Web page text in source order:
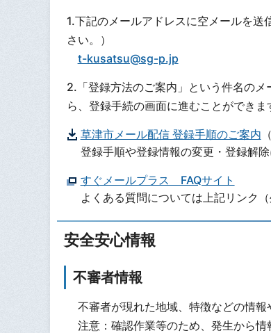
1.下記のメールアドレスに空メールを
さい。）
t-kusatsu@sg-p.jp
2.「登録方法のご案内」という件名のメ
ら、登録手続の画面に進むことができま
草津市メール配信 登録手順のご案内
登録手順や登録情報の変更・登録解
すぐメールプラス FAQサイト
よくある質問については上記リンク
安全安心情報
不審者情報
不審者が現れた地域、特徴などの情報
注意：確認作業等のため、発生から情